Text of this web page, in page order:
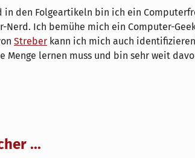
den Folgeartikeln bin ich ein
Nerd. Ich bemühe mich ein Computer-
Streber kann ich mich auch
Menge lernen muss und bin sehr weit
...